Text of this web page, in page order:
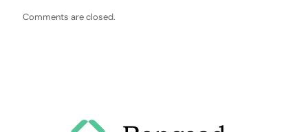
Comments are closed.